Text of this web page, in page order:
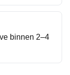
binnen 2–4